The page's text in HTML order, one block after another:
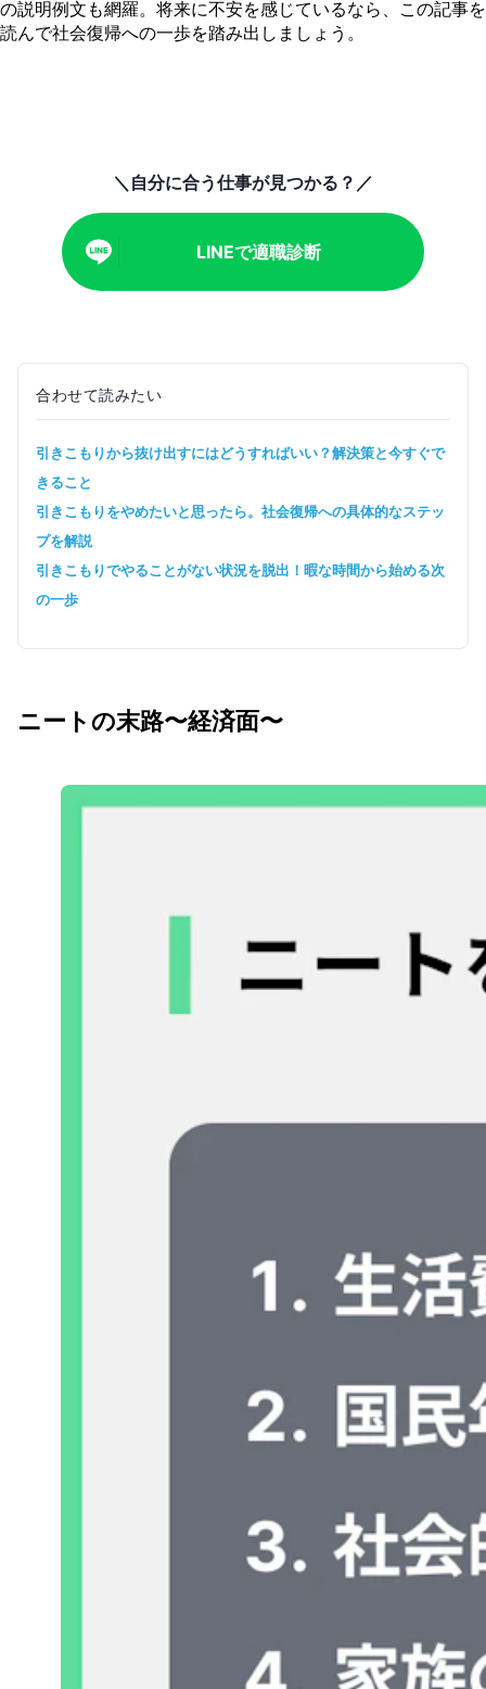
ペースで進めやすい職種〜
引きこもりから復帰する場合のおすすめの仕事〜短時間
Zキャリアはフリーターやニートに特化した転職サービ
の説明例文も網羅。将来に不安を感じているなら、この記事を
読んで社会復帰への一歩を踏み出しましょう。
＼自分に合う仕事が見つかる？／
LINEで適職診断
合わせて読みたい
引きこもりから抜け出すにはどうすればいい？解決策と今すぐで
きること
引きこもりをやめたいと思ったら。社会復帰への具体的なステッ
プを解説
引きこもりでやることがない状況を脱出！暇な時間から始める次
の一歩
ニートの末路〜経済面〜